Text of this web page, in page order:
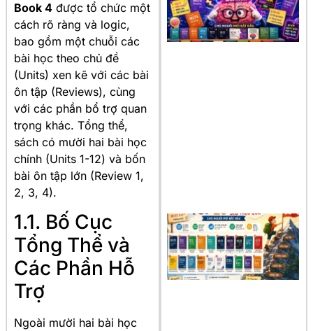
Book 4 được tổ chức một
cách rõ ràng và logic,
bao gồm một chuỗi các
bài học theo chủ đề
(Units) xen kẽ với các bài
ôn tập (Reviews), cùng
với các phần bổ trợ quan
trọng khác. Tổng thể,
sách có mười hai bài học
chính (Units 1-12) và bốn
bài ôn tập lớn (Review 1,
2, 3, 4).
1.1. Bố Cục
Tổng Thể và
Các Phần Hỗ
Trợ
Ngoài mười hai bài học